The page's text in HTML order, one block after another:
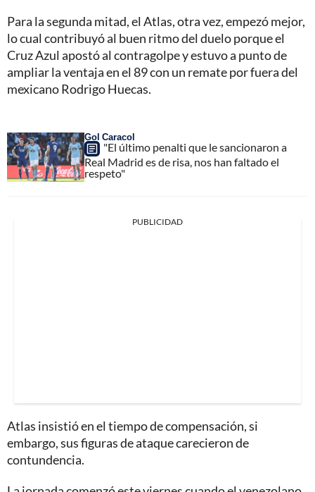
Para la segunda mitad, el Atlas, otra vez, empezó mejor,
lo cual contribuyó al buen ritmo del duelo porque el
Cruz Azul apostó al contragolpe y estuvo a punto de
ampliar la ventaja en el 89 con un remate por fuera del
mexicano Rodrigo Huecas.
Gol Caracol
"El último penalti que le sancionaron a
Real Madrid es de risa, nos han faltado el
respeto"
PUBLICIDAD
Atlas insistió en el tiempo de compensación, si
embargo, sus figuras de ataque carecieron de
contundencia.